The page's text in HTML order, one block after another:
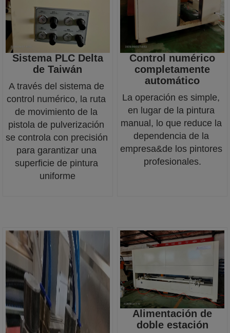
Sistema PLC Delta
de Taiwán
A través del sistema de
control numérico, la ruta
de movimiento de la
pistola de pulverización
se controla con precisión
para garantizar una
superficie de pintura
uniforme
Control numérico
completamente
automático
La operación es simple,
en lugar de la pintura
manual, lo que reduce la
dependencia de la
empresa&de los pintores
profesionales.
Alimentación de
doble estación